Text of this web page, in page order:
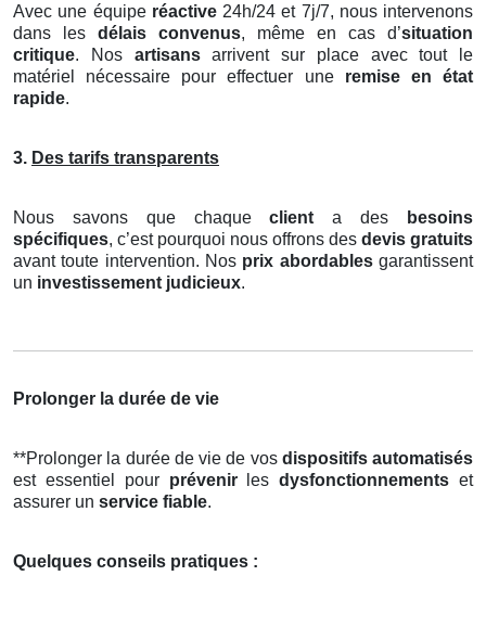
Avec une équipe réactive24h/24 et 7j/7, nous intervenons
dans les délais convenus, même en cas d’situation
critique. Nos artisansarrivent sur place avec tout le
matériel nécessaire pour effectuer une remise en état
rapide.
3. Des tarifs transparents
Nous savons que chaqueclient a des
besoins
spécifiques, c’est pourquoi nous offrons des devis gratuits
avant toute intervention. Nos prix abordablesgarantissent
un investissement judicieux.
Prolonger la durée de vie
**Prolonger la durée de vie de vos dispositifs automatisés
est essentiel pour prévenirlesdysfonctionnements et
assurer un service fiable.
Quelques conseils pratiques :